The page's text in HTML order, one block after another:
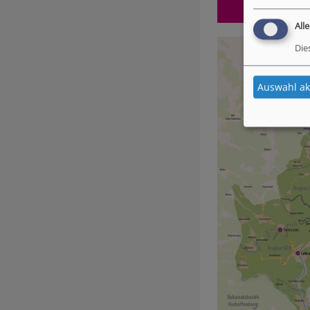
Auswahl